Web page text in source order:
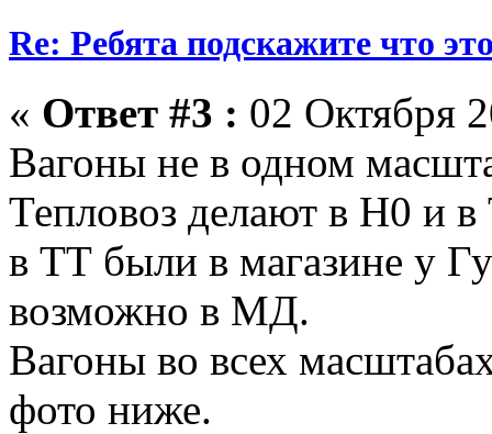
Re: Ребята подскажите что
« Ответ #3 : 02 Октября
Вагоны не в одном
Тепловоз делают в H0 и
в ТТ были в магазине у
возможно в МД.
Вагоны во всех
фото ниже.